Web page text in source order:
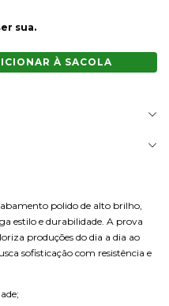
sua.
polido de alto brilho,
estilo e durabilidade. A prova
produções do dia a dia ao
sofisticação com resistência e